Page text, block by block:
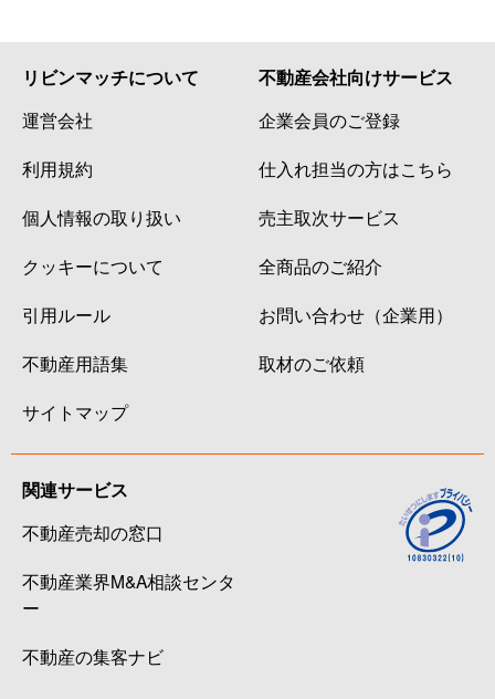
リビンマッチについて
運営会社
利用規約
個人情報の取り扱い
クッキーについて
引用ルール
不動産用語集
サイトマップ
不動産会社向けサービス
企業会員のご登録
仕入れ担当の方はこちら
売主取次サービス
全商品のご紹介
お問い合わせ（企業用）
取材のご依頼
関連サービス
不動産売却の窓口
不動産業界M&A相談センタ
ー
不動産の集客ナビ